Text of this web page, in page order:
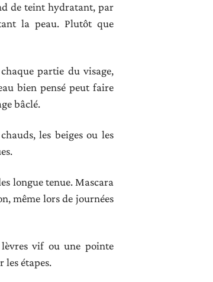
de teint hydratant, par
la peau. Plutôt que
partie du visage,
bien pensé peut faire
bâclé.
les beiges ou les
longue tenue. Mascara
même lors de journées
vif ou une pointe
les étapes.